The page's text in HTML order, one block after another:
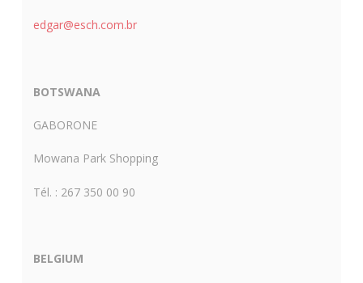
edgar@esch.com.br
BOTSWANA
GABORONE
Mowana Park Shopping
Tél. : 267 350 00 90
BELGIUM